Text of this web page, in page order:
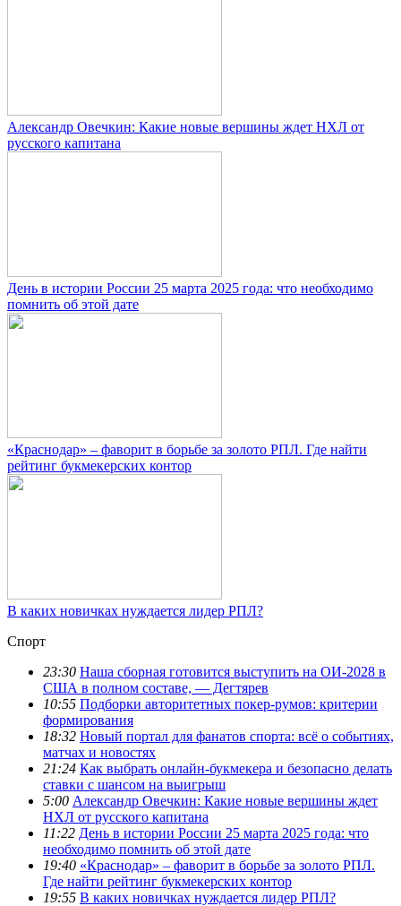
Александр Овечкин: Какие новые вершины ждет НХЛ от
русского капитана
День в истории России 25 марта 2025 года: что необходимо
помнить об этой дате
«Краснодар» – фаворит в борьбе за золото РПЛ. Где найти
рейтинг букмекерских контор
В каких новичках нуждается лидер РПЛ?
Спорт
23:30 Наша сборная готовится выступить на ОИ-2028 в
США в полном составе, — Дегтярев
10:55 Подборки авторитетных покер-румов: критерии
формирования
18:32 Новый портал для фанатов спорта: всё о событиях,
матчах и новостях
21:24 Как выбрать онлайн-букмекера и безопасно делать
ставки с шансом на выигрыш
5:00 Александр Овечкин: Какие новые вершины ждет
НХЛ от русского капитана
11:22 День в истории России 25 марта 2025 года: что
необходимо помнить об этой дате
19:40 «Краснодар» – фаворит в борьбе за золото РПЛ.
Где найти рейтинг букмекерских контор
19:55 В каких новичках нуждается лидер РПЛ?